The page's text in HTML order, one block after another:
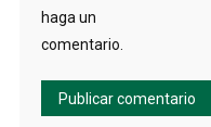
haga un
comentario.